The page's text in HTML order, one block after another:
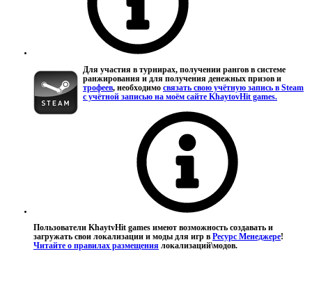
Для участия в турнирах, получении рангов в системе
ранжирования и для получения денежных призов и
трофеев, необходимо связать свою учётную запись в Steam
с учётной записью на моём сайте KhaytovHit games.
Пользователи KhaytvHit games имеют возможность создавать и
загружать свои локализации и моды для игр в Ресурс Менеджере!
Читайте о правилах размещения локализаций\модов.